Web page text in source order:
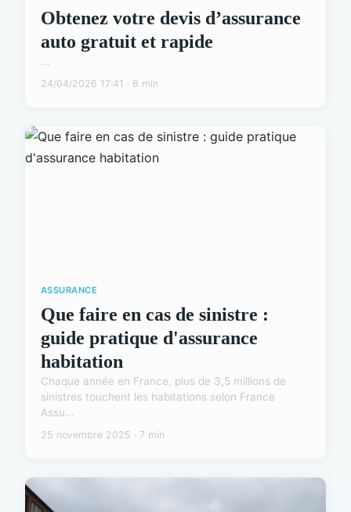
Obtenez votre devis d’assurance
auto gratuit et rapide
...
24/04/2026 17:41 · 8 min
ASSURANCE
Que faire en cas de sinistre :
guide pratique d'assurance
habitation
Chaque année en France, plus de 3,5 millions de
sinistres touchent les habitations selon France
Assu...
25 novembre 2025 · 7 min